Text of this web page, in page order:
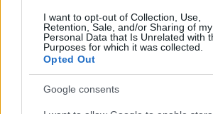
I want to opt-out of Collection, Use,
Retention, Sale, and/or Sharing of my
Personal Data that Is Unrelated with
Purposes for which it was collected.
Opted Out
Google consents
alcohol
αγορά
Η Chery επενδύει 75 εκατ. δολάρια στην